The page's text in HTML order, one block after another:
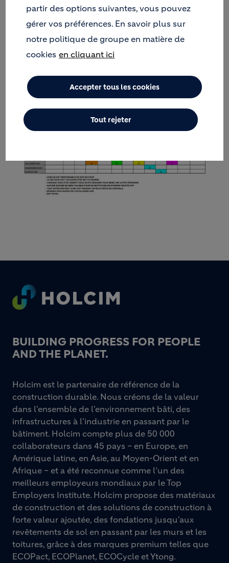
Le tableau reprend l'inventaire des zones,
ainsi que les noms des personnes désignées à cet
effet. Ce tableau a été remis en version papier à
centrale.
Footer
BUILDING PROGRESS FOR PEOPLE
AND THE PLANET.
Holcim est le partenaire de référence de la
construction durable. Nous créons de la valeur
dans l'ensemble de l'environnement bâti, des
infrastructures à l'industrie en passant par le
bâtiment. Holcim compte plus de 50 000
collaborateurs dans 45 pays – en Europe, en
Amérique latine, en Asie, au Moyen-Orient et en
Afrique – et a été reconnue comme l’un des
meilleurs employeurs mondiaux par le Top
Employers Institute. Holcim propose des matériaux
de construction et des solutions de construction à
forte valeur ajoutée, des fondations jusqu'aux
revêtements de sol en passant par les murs et les
toitures, grâce à des marques premium telles que
ECOPact, ECOPlanet, ECOCycle et Ytong.
partir des options suivantes, vous pouvez
gérer vos préférences. En savoir plus sur
notre politique de groupe en matière de
cookies en cliquant ici
Accepter tous les cookies
Tout rejeter